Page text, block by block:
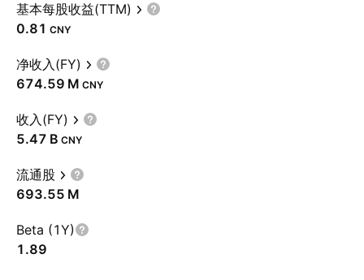
基本每股收益(TTM)
0.81 CNY
净收入(FY)
‪674.59 M‬ CNY
收入(FY)
‪5.47 B‬ CNY
流通股
‪693.55 M‬
Beta (1Y)
1.89